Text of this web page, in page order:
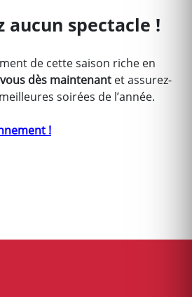
aucun spectacle !
de cette saison riche en
dès maintenant et assurez-
soirées de l’année.
!